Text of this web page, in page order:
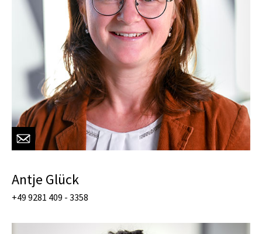
Antje Glück
+49 9281 409 - 3358